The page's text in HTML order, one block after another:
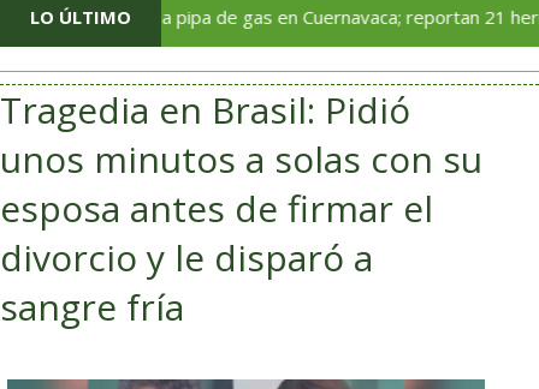
LO ÚLTIMO
Estalla pipa de gas en Cuernavaca; reportan 21 heridos y
Tragedia en Brasil: Pidió
unos minutos a solas con su
esposa antes de firmar el
divorcio y le disparó a
sangre fría